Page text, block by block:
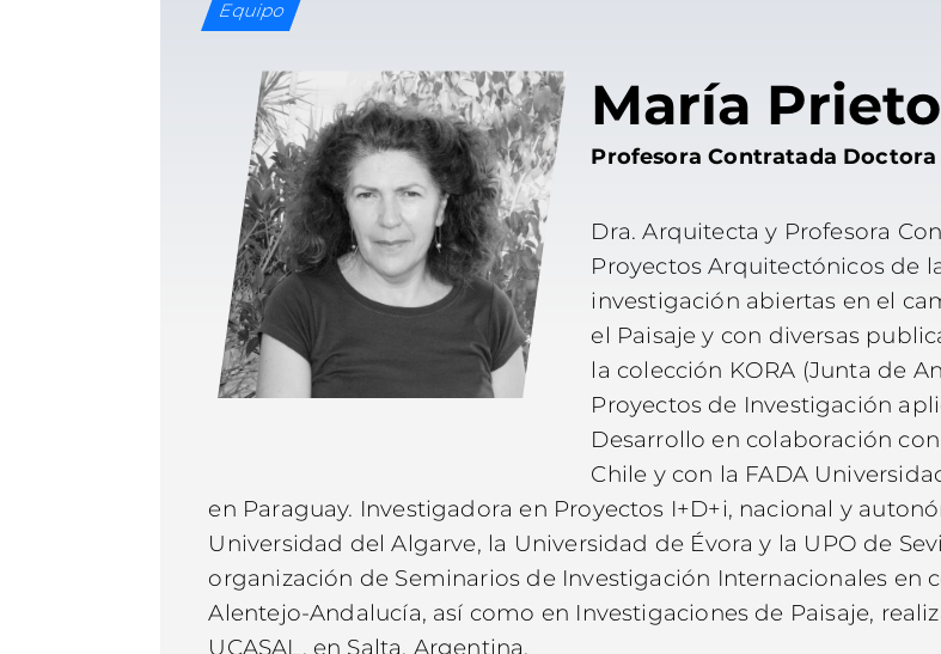
Equipo
María
Profesora Contratada Doctora
Dra. Arquitecta y Profesora
Proyectos Arquitectónicos de
investigación abiertas en el
el Paisaje y con diversas
la colección KORA (Junta de
Proyectos de Investigación
Desarrollo en colaboración
Chile y con la FADA
en Paraguay. Investigadora en Proyectos I+D+i, nacional y
Universidad del Algarve, la Universidad de Évora y la UPO de
organización de Seminarios de Investigación Internacionales en
Alentejo-Andalucía, así como en Investigaciones de Paisaje,
UCASAL, en Salta, Argentina.